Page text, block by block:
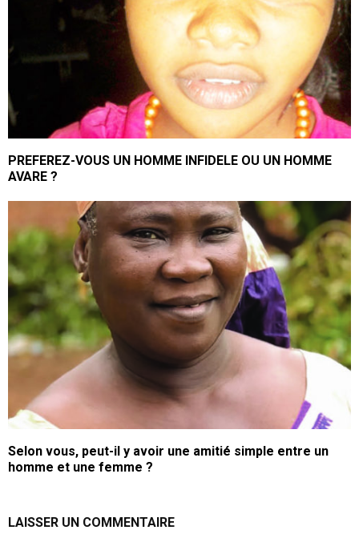
PREFEREZ-VOUS UN HOMME INFIDELE OU UN HOMME
AVARE ?
Selon vous, peut-il y avoir une amitié simple entre un
homme et une femme ?
LAISSER UN COMMENTAIRE